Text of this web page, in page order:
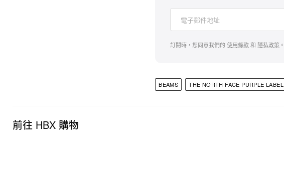
訂閱時，您同意我們的使用條款和 隱私政策 。
BEAMS THE NORTH FACE PURPLE LABEL
前往 HBX 購物